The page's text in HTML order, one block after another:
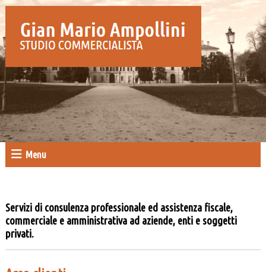
Menu
Servizi di consulenza professionale ed assistenza fiscale,
commerciale e amministrativa ad aziende, enti e soggetti
privati.